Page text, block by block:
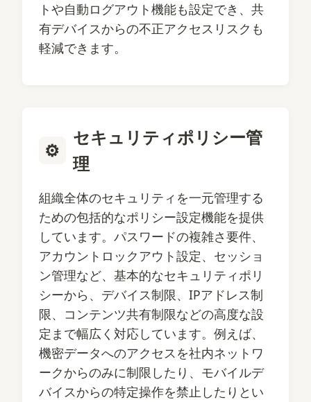
トや自動ログアウト機能も設定でき、共
有デバイスからの不正アクセスリスクも
軽減できます。
⚙️
セキュリティポリシー管
理
組織全体のセキュリティを一元管理する
ための包括的なポリシー設定機能を提供
しています。パスワードの複雑さ要件、
アカウントロックアウト設定、セッショ
ン管理など、基本的なセキュリティポリ
シーから、デバイス制限、IPアドレス制
限、コンテンツ共有制限などの高度な設
定まで幅広く対応しています。例えば、
機密データへのアクセスを社内ネットワ
ークからのみに制限したり、モバイルデ
バイスからの特定操作を禁止したりとい